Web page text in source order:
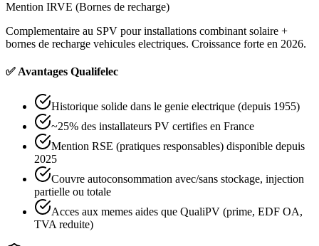
Mention IRVE (Bornes de recharge)
Complementaire au SPV pour installations combinant solaire +
bornes de recharge vehicules electriques. Croissance forte en 2026.
✅ Avantages Qualifelec
Historique solide dans le genie electrique (depuis 1955)
~25% des installateurs PV certifies en France
Mention RSE (pratiques responsables) disponible depuis
2025
Couvre autoconsommation avec/sans stockage, injection
partielle ou totale
Acces aux memes aides que QualiPV (prime, EDF OA,
TVA reduite)